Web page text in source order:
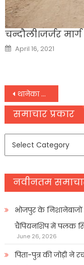
चन्दौली।जर्जर
Posted
on
April 16, 2021
Post
navigation
थानेका निरीक्षण, थानाध्यक्ष निलंबित
समाचार प्रकार
नवीनतम
भोजपुर के निशानेबाजों
चैंपियनशिप में पलक
June 26, 2026
पिता-पुत्र की जोड़ी ने